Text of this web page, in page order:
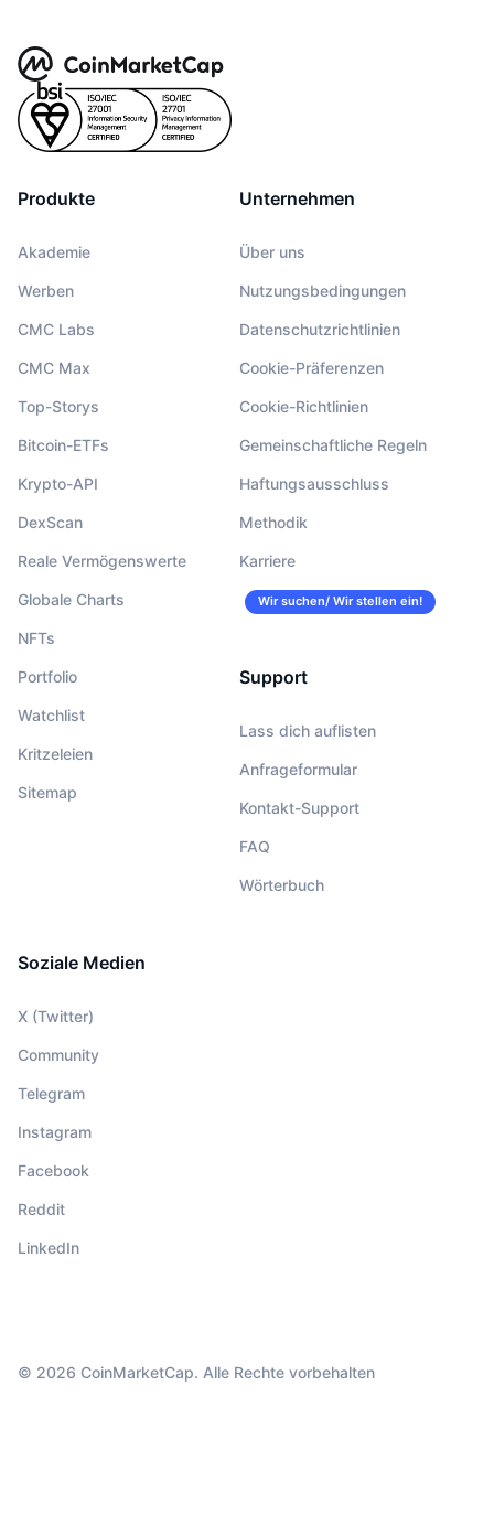
Produkte
Akademie
Werben
CMC Labs
CMC Max
Top-Storys
Bitcoin-ETFs
Krypto-API
DexScan
Reale Vermögenswerte
Globale Charts
NFTs
Portfolio
Watchlist
Kritzeleien
Sitemap
Unternehmen
Über uns
Nutzungsbedingungen
Datenschutzrichtlinien
Cookie-Präferenzen
Cookie-Richtlinien
Gemeinschaftliche Regeln
Haftungsausschluss
Methodik
Karriere
Wir suchen/ Wir stellen ein!
Support
Lass dich auflisten
Anfrageformular
Kontakt-Support
FAQ
Wörterbuch
Soziale Medien
X (Twitter)
Community
Telegram
Instagram
Facebook
Reddit
LinkedIn
© 2026 CoinMarketCap. Alle Rechte vorbehalten